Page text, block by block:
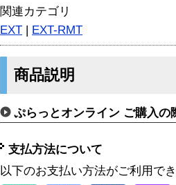
関連カテゴリ
EXT | EXT-RMT
商品説明
ぷらっとオンライン ご購入の
支払方法について
以下のお支払い方法がご利用で